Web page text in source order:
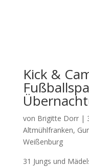
Kick &
von Brigitte Dorr|
Altmühlfranken,
Weißenburg
31 Jungs und